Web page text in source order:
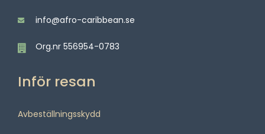
info@afro-caribbean.se
Org.nr 556954-0783
Inför resan
Avbeställningsskydd